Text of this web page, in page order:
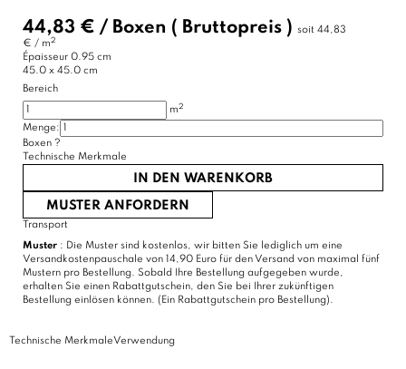
(9 Bewertungen)
44,83 € / Boxen ( Bruttopreis ) soit 44,83
€ / m2
Épaisseur 0.95 cm
45.0 x 45.0 cm
Bereich
m2
Menge:
Boxen ?
Technische Merkmale
IN DEN WARENKORB
MUSTER ANFORDERN
Transport
Muster : Die Muster sind kostenlos, wir bitten Sie lediglich um eine
Versandkostenpauschale von 14,90 Euro für den Versand von maximal fünf
Mustern pro Bestellung. Sobald Ihre Bestellung aufgegeben wurde,
erhalten Sie einen Rabattgutschein, den Sie bei Ihrer zukünftigen
Bestellung einlösen können. (Ein Rabattgutschein pro Bestellung).
Technische MerkmaleVerwendung